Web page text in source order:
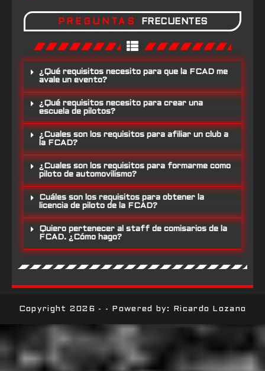
PREGUNTAS FRECUENTES
¿Qué requisitos necesito para que la FCAD me
avale un evento?
¿Qué requisitos necesito para crear una
escuela de pilotos?
¿Cuales son los requisitos para afiliar un club a
la FCAD?
¿Cuales son los requisitos para formarme como
piloto de automovilismo?
Cuáles son los requisitos para obtener la
licencia de piloto de la FCAD?
Quiero pertenecer al staff de comisarios de la
FCAD. ¿Cómo hago?
Copyright 2026 - - Powered by: Ricardo Lozano